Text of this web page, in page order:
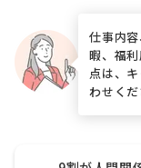
仕事内
暇、福
点は、
わせくだ